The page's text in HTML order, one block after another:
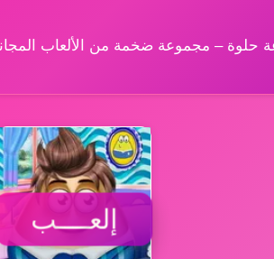
حلوة – مجموعة ضخمة من الألعاب
إلعــــب